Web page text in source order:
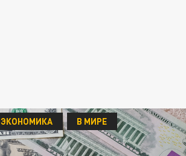
ЭКОНОМИКА В МИРЕ